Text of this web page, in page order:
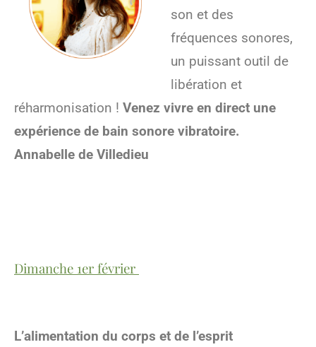
son et des
fréquences sonores,
un puissant outil de
libération et
réharmonisation ! Venez vivre en direct une
expérience de bain sonore vibratoire.
Annabelle de Villedieu
Dimanche 1er février
L’alimentation du corps et de l’esprit